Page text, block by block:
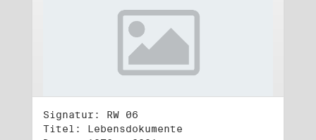
Signatur: RW 06
Titel: Lebensdokumente